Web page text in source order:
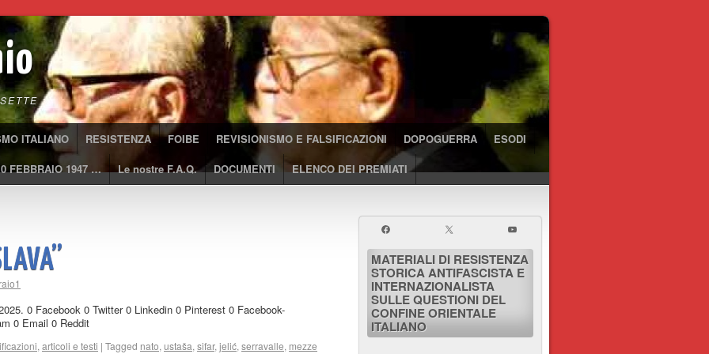
ITALIANO RESISTENZA FOIBE REVISIONISMO E FALSIFICAZIONI DOPOGUERRA
ESODI
FEBBRAIO 1947 …
Le nostre F.A.Q. DOCUMENTI ELENCO DEI PREMIATI
0 Facebook 0 Twitter 0 Linkedin 0 Pinterest 0 Facebook-
0 Email 0 Reddit
, articoli e testi | Tagged nato, ustaša, sifar, jelić, serravalle, mezze
MATERIALI DI RESISTENZA
STORICA ANTIFASCISTA E
INTERNAZIONALISTA
SULLE QUESTIONI DEL
CONFINE ORIENTALE
ITALIANO